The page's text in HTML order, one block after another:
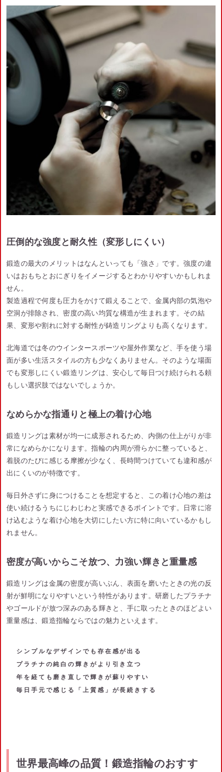
圧倒的な強度と耐久性（変形しにくい）
鍛造の最大のメリットはなんといっても「強さ」です。強度の違
いはおもちとおにぎりをイメージするとわかりやすいかもしれま
せん。
製造過程で何度も圧力をかけて鍛えることで、金属内部の気泡や
空洞が排除され、密度の高い均質な構造が生まれます。その結
果、変形や割れに対する耐性が鋳造リングよりも高くなります。
北海道では冬のウインタースポーツや屋外作業など、手を使う場
面が多い生活スタイルの方も少なくありません。そのような場面
でも変形しにくい鍛造リングは、安心して毎日つけ続けられる頼
もしい選択肢ではないでしょうか。
なめらかな指通りと極上の着け心地
鍛造リングは素材が均一に成形されるため、内側の仕上がりが非
常になめらかになります。指輪の内周が滑らかに整っていると、
着脱のたびに感じる摩擦が少なく、長時間つけていても違和感が
出にくいのが特徴です。
毎日外さずに身につけることを想定すると、この着け心地の差は
使い続けるうちにじわじわと実感できるポイントです。日常に溶
け込むような着け心地を大切にしたい方に特に向いているかもし
れません。
密度が高いからこそ放つ、力強い輝きと重量感
鍛造リングは金属の密度が高いぶん、表面を磨いたときの光の反
射が鮮明になりやすいという特性があります。研磨したプラチナ
やゴールドが放つ深みのある輝きと、手に取ったときのほどよい
重量感は、鍛造指輪ならではの魅力といえます。
シンプルなデザインでも存在感が出る
プラチナの純白の輝きがより引き立つ
年を経ても磨き直しで輝きが蘇りやすい
毎日手元で感じる「上質感」が長続きする
世界最高峰の品質！鍛造指輪のおすす